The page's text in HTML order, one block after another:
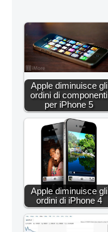
Apple diminuisce gli
ordini di componenti
per iPhone 5
Apple diminuisce gli
ordini di iPhone 4